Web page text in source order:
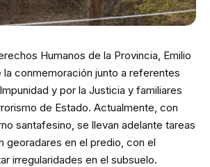
Humanos de la Provincia, Emilio
conmemoración junto a referentes
y por la Justicia y familiares
de Estado. Actualmente, con
santafesino, se llevan adelante tareas
georadares en el predio, con el
irregularidades en el subsuelo.